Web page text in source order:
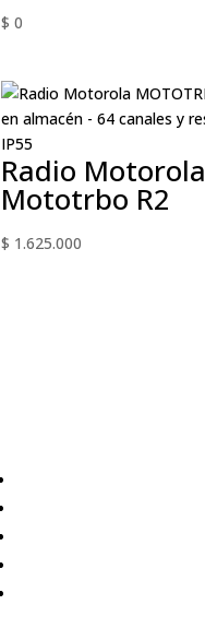
$ 0
Radio Motorola
Mototrbo R2
$ 1.625.000